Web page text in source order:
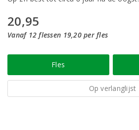
20,95
Vanaf 12 flessen 19,20 per fles
Fles
Op verlanglijst